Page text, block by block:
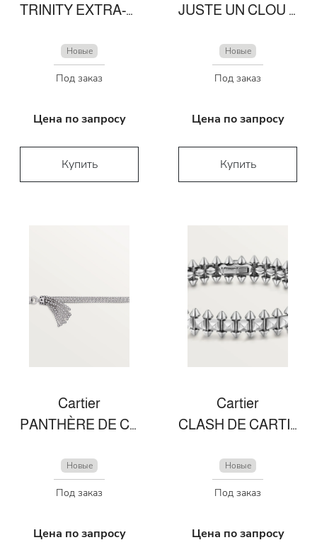
TRINITY EXTRA-LARGE MODEL BRACELET
Новые
Под заказ
Цена по запросу
Купить
JUSTE UN CLOU BRACELET
Новые
Под заказ
Цена по запросу
Купить
Cartier
PANTHÈRE DE CARTIER BRACELET
Новые
Под заказ
Цена по запросу
Cartier
CLASH DE CARTIER NECKLACE, FLEXIBLE MEDIUM MODEL
Новые
Под заказ
Цена по запросу